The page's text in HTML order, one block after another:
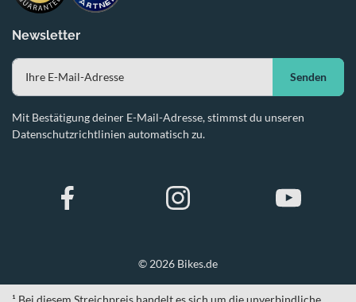
Newsletter
Senden
Mit Bestätigung deiner E-Mail-Adresse, stimmst du unseren
Datenschutzrichtlinien automatisch zu.
© 2026 Bikes.de
¹ Bei diesem Streichpreis handelt es sich um die unverbindliche